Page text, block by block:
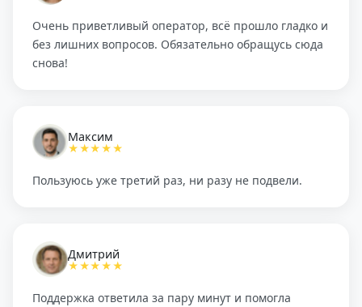
Очень приветливый оператор, всё прошло гладко и
без лишних вопросов. Обязательно обращусь сюда
снова!
Максим
★★★★★
Пользуюсь уже третий раз, ни разу не подвели.
Дмитрий
★★★★★
Поддержка ответила за пару минут и помогла